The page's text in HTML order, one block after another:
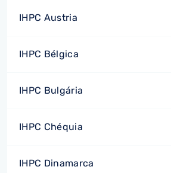
IHPC Austria
IHPC Bélgica
IHPC Bulgária
IHPC Chéquia
IHPC Dinamarca